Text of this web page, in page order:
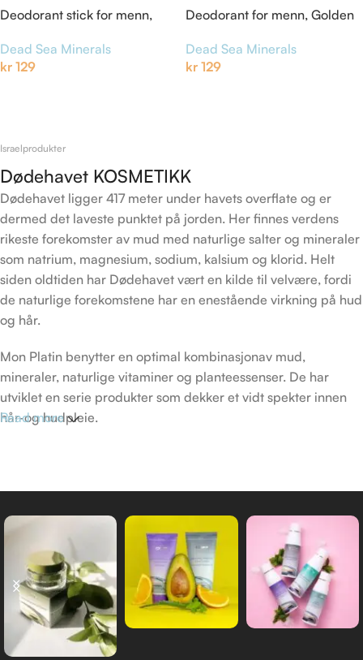
Deodorant stick for menn,
Dead Sea Minerals
kr 129
Deodorant for menn, Golden
Dead Sea Minerals
kr 129
Israelprodukter
Dødehavet KOSMETIKK
Dødehavet ligger 417 meter under havets overflate og er
dermed det laveste punktet på jorden. Her finnes verdens
rikeste forekomster av mud med naturlige salter og mineraler
som natrium, magnesium, sodium, kalsium og klorid. Helt
siden oldtiden har Dødehavet vært en kilde til velvære, fordi
de naturlige forekomstene har en enestående virkning på hud
og hår.
Mon Platin benytter en optimal kombinasjonav mud,
mineraler, naturlige vitaminer og planteessenser. De har
utviklet en serie produkter som dekker et vidt spekter innen
hår-og hudpleie.
rolle i avansert hudpleie.
Read more